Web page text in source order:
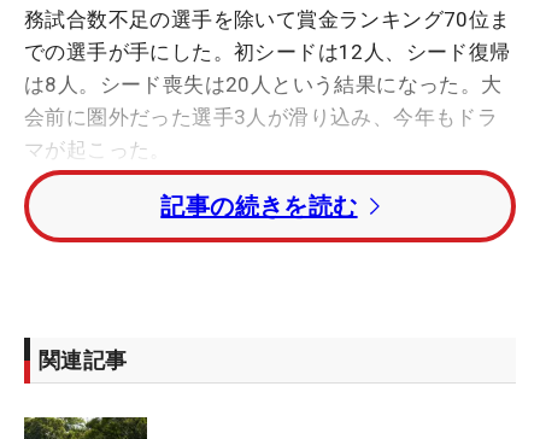
務試合数不足の選手を除いて賞金ランキング70位ま
での選手が手にした。初シードは12人、シード復帰
は8人。シード喪失は20人という結果になった。大
会前に圏外だった選手3人が滑り込み、今年もドラ
マが起こった。
158センチの賞金王
位に入り同63位に浮上して4季連続6回目、同74位
のソン・ヨンハン（韓国）は6位タイに入り、同50
記事の続きを読む
関連記事